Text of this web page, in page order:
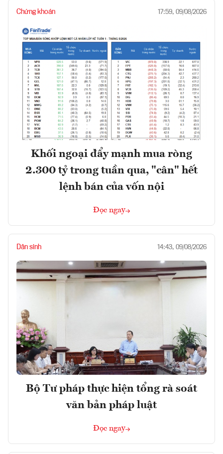
Chứng khoán 17:59, 09/08/2026
Khối ngoại đẩy mạnh mua ròng
2.300 tỷ trong tuần qua, "cân" hết
lệnh bán của vốn nội
Đọc ngay
Dân sinh 14:43, 09/08/2026
Bộ Tư pháp thực hiện tổng rà soát
văn bản pháp luật
Đọc ngay